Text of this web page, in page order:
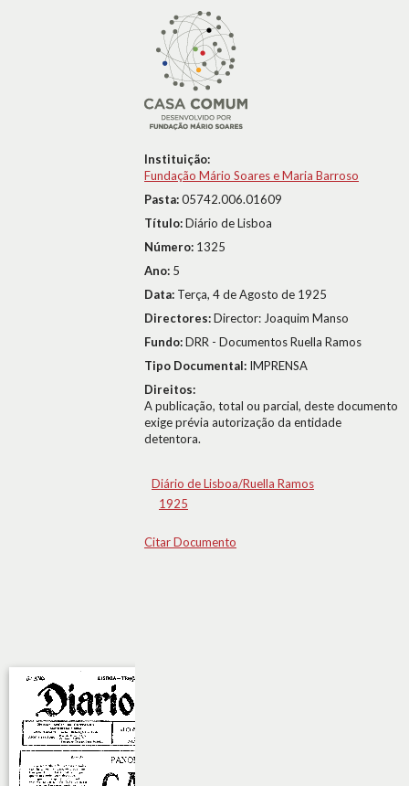
Instituição:
Fundação Mário Soares e Maria Barroso
Pasta:05742.006.01609
Título:Diário de Lisboa
Número: 1325
Ano: 5
Data: Terça, 4 de Agosto de 1925
Directores:Director: Joaquim Manso
Fundo:DRR - Documentos Ruella Ramos
Tipo Documental: IMPRENSA
Direitos:
A publicação, total ou parcial, deste documento
exige prévia autorização da entidade
detentora.
Diário de Lisboa/Ruella Ramos
1925
Citar Documento